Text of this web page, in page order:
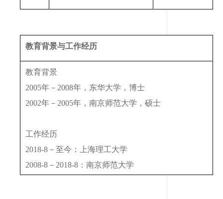
教育背景与工作经历
教育背景
2005年－2008年，东华大学，博士
2002年－2005年，南京师范大学，硕士
工作经历
2018-8－至今：上海理工大学
2008-8－2018-8：南京师范大学